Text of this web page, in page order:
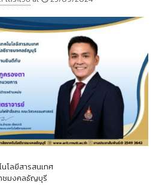
โลยีสารสนเทศ
ชมงคลธัญบุรี